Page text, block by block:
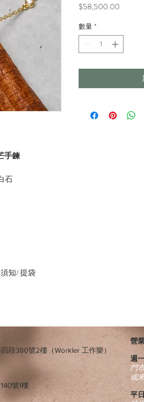
手鍊
石
知/ 提袋
$58,500.00
數量 *
段380號2樓（Workler 工作樂）
號1樓
營
週
門
或
平